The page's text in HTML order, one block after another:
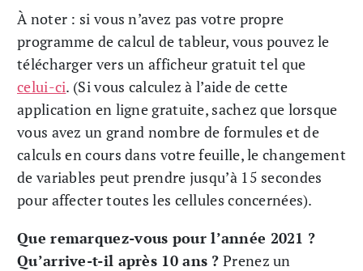
À noter : si vous n’avez pas votre propre
programme de calcul de tableur, vous pouvez le
télécharger vers un afficheur gratuit tel que
celui-ci. (Si vous calculez à l’aide de cette
application en ligne gratuite, sachez que lorsque
vous avez un grand nombre de formules et de
calculs en cours dans votre feuille, le changement
de variables peut prendre jusqu’à 15 secondes
pour affecter toutes les cellules concernées).
Que remarquez-vous pour l’année 2021 ?
Qu’arrive-t-il après 10 ans ? Prenez un